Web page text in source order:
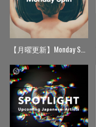
【月曜更新】Monday Spin